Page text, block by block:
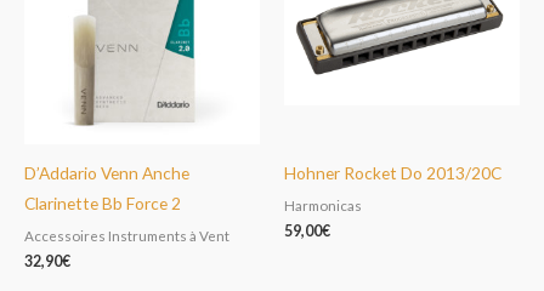
D’Addario Venn Anche
Clarinette Bb Force 2
Accessoires Instruments à Vent
32,90€
Hohner Rocket Do 2013/20C
Harmonicas
59,00€